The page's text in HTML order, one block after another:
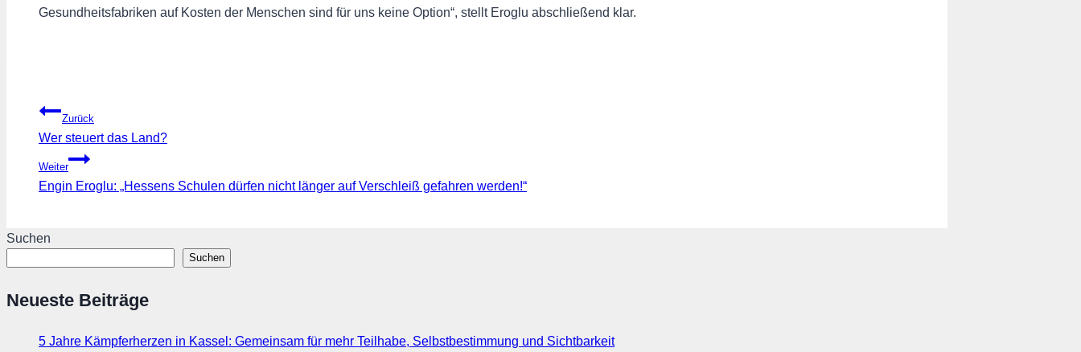
Gesundheitsfabriken auf Kosten der Menschen sind für uns keine Option“, stellt Eroglu abschließend klar.
Beitragsnavigation
Zurück
Wer steuert das Land?
Weiter
Engin Eroglu: „Hessens Schulen dürfen nicht länger auf Verschleiß gefahren werden!“
Suchen
Suchen
Neueste Beiträge
5 Jahre Kämpferherzen in Kassel: Gemeinsam für mehr Teilhabe, Selbstbestimmung und Sichtbarkeit